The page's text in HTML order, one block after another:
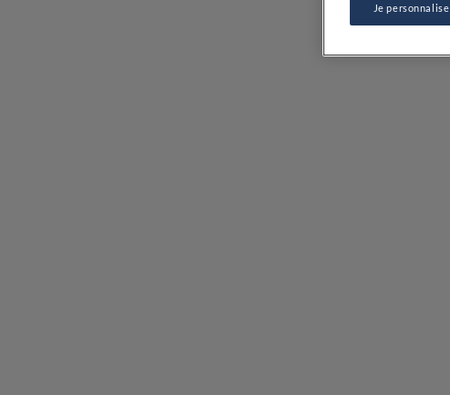
Je personnalise